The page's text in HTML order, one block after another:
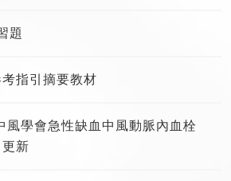
題
指引摘要教材
風學會急性缺血中風動脈內血栓
新